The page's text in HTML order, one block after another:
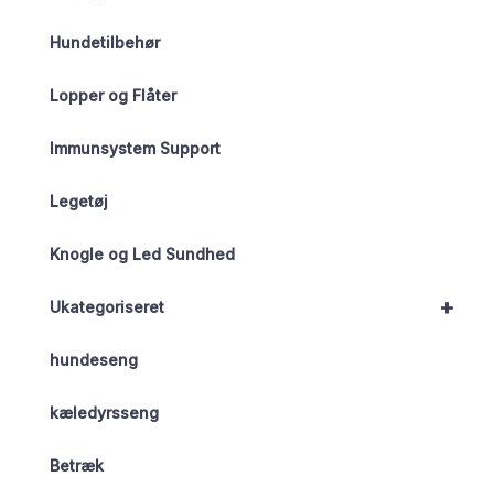
Hundetilbehør
Lopper og Flåter
Immunsystem Support
Legetøj
Knogle og Led Sundhed
+
Ukategoriseret
hundeseng
kæledyrsseng
Betræk